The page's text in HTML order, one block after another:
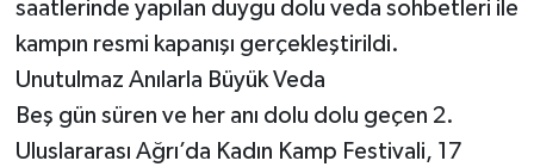
saatlerinde yapılan duygu dolu veda sohbetleri ile
kampın resmi kapanışı gerçekleştirildi.
​Unutulmaz Anılarla Büyük Veda
​Beş gün süren ve her anı dolu dolu geçen 2.
Uluslararası Ağrı’da Kadın Kamp Festivali, 17